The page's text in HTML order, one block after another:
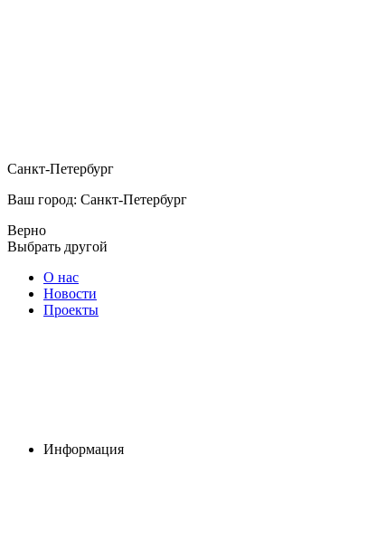
Санкт-Петербург
Ваш город: Санкт-Петербург
Верно
Выбрать другой
О нас
Новости
Проекты
Информация